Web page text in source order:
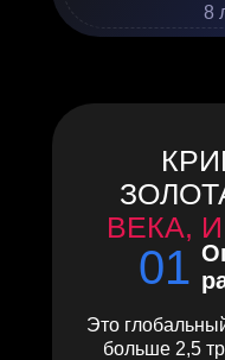
8
Это
больше 2,5
ВЕКА,
01